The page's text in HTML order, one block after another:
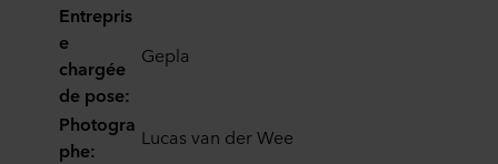
Entrepris
e
chargée
de pose:
Gepla
Photogra
phe:
Lucas van der Wee